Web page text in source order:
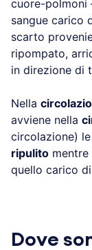
cuore-polmoni
sangue carico
scarto
ripompato,
in direzione di
Nella
avviene nella
circolazione) le
ripulito mentre
quello carico di
Dove